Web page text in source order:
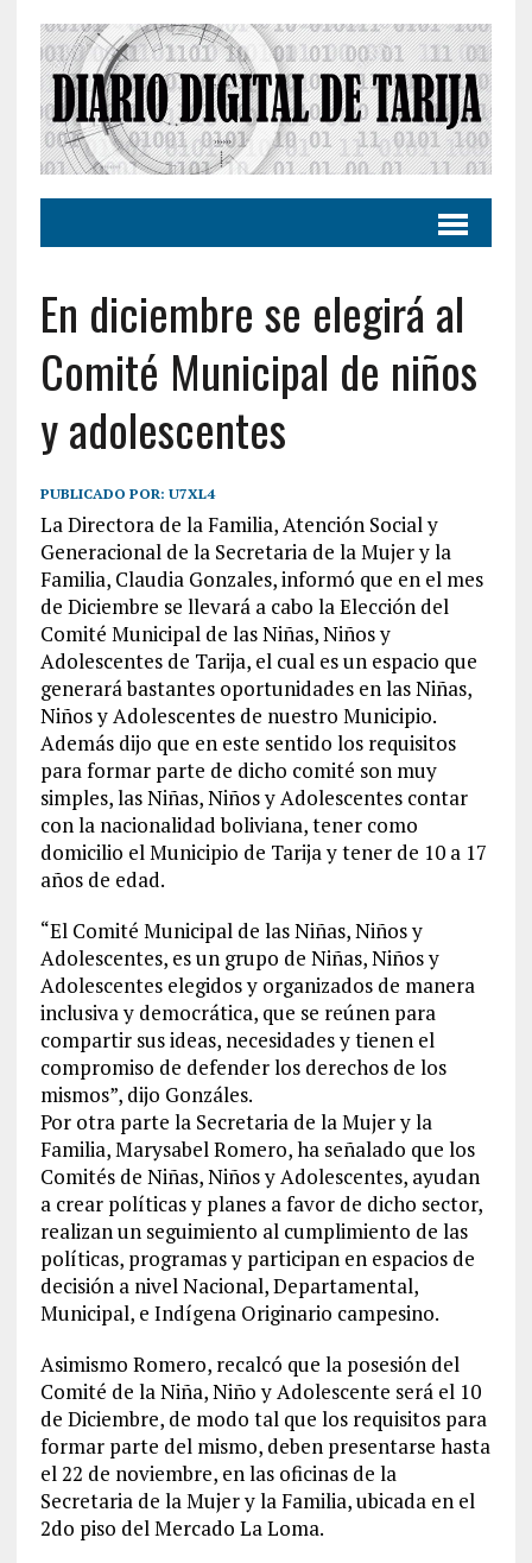
En diciembre se elegirá al
Comité Municipal de niños
y adolescentes
PUBLICADO POR: U7XL4
La Directora de la Familia, Atención Social y
Generacional de la Secretaria de la Mujer y la
Familia, Claudia Gonzales, informó que en el mes
de Diciembre se llevará a cabo la Elección del
Comité Municipal de las Niñas, Niños y
Adolescentes de Tarija, el cual es un espacio que
generará bastantes oportunidades en las Niñas,
Niños y Adolescentes de nuestro Municipio.
Además dijo que en este sentido los requisitos
para formar parte de dicho comité son muy
simples, las Niñas, Niños y Adolescentes contar
con la nacionalidad boliviana, tener como
domicilio el Municipio de Tarija y tener de 10 a 17
años de edad.
“El Comité Municipal de las Niñas, Niños y
Adolescentes, es un grupo de Niñas, Niños y
Adolescentes elegidos y organizados de manera
inclusiva y democrática, que se reúnen para
compartir sus ideas, necesidades y tienen el
compromiso de defender los derechos de los
mismos”, dijo Gonzáles.
Por otra parte la Secretaria de la Mujer y la
Familia, Marysabel Romero, ha señalado que los
Comités de Niñas, Niños y Adolescentes, ayudan
a crear políticas y planes a favor de dicho sector,
realizan un seguimiento al cumplimiento de las
políticas, programas y participan en espacios de
decisión a nivel Nacional, Departamental,
Municipal, e Indígena Originario campesino.
Asimismo Romero, recalcó que la posesión del
Comité de la Niña, Niño y Adolescente será el 10
de Diciembre, de modo tal que los requisitos para
formar parte del mismo, deben presentarse hasta
el 22 de noviembre, en las oficinas de la
Secretaria de la Mujer y la Familia, ubicada en el
2do piso del Mercado La Loma.